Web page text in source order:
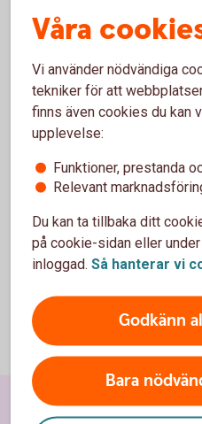
Arbetslivserfarenhet
SEB Trygg Liv,
Skandia, försäkringsrådgivare.
Karlshamns Kommun,
Våra
Vi använder nödvändiga
tekniker för att
finns även cookies du kan
upplevelse:
Funktioner, prestanda
Relevant
Du kan ta tillbaka ditt
på cookie-sidan eller
inloggad. Så hanterar vi
Godkänn
Bara